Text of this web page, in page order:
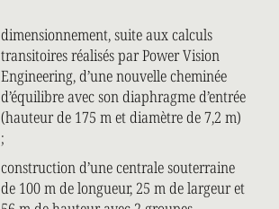
dimensionnement, suite aux calculs
transitoires réalisés par Power Vision
Engineering, d’une nouvelle cheminée
d’équilibre avec son diaphragme d’entrée
(hauteur de 175 m et diamètre de 7,2 m)
;
construction d’une centrale souterraine
de 100 m de longueur, 25 m de largeur et